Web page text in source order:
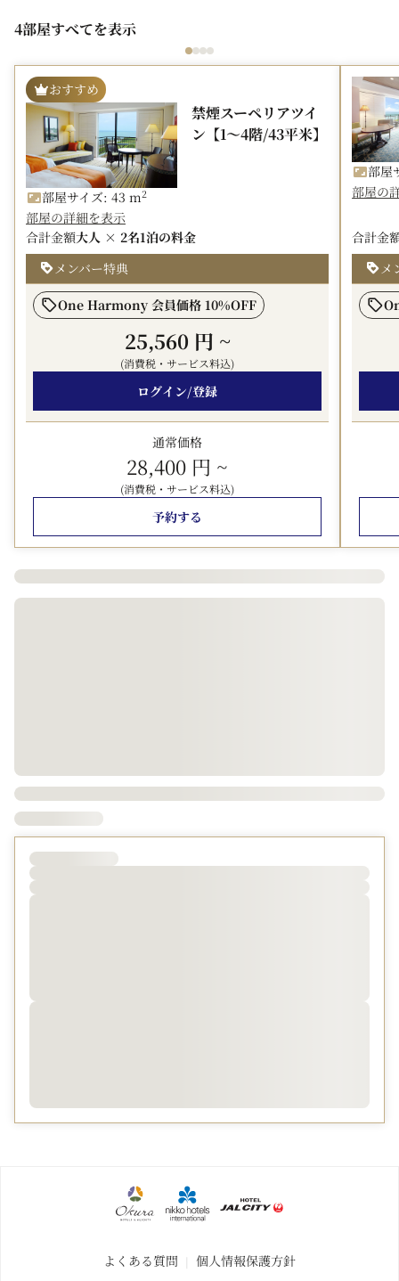
・特典は対象メニューにのみご利用いただけます。払戻し
も販売しております。
からご予約いただけます。
■宿泊特典■
◆ビーチ砂浜席のパラソル＆デッキチェアご滞在中無料
◆エステ割引（ご滞在中1回/対象メニュー限定）
【公式サイト限定特典】
◆駐車場無料（通常1滞在につき1,000円）
◆マリンフィールド割引券：屋内プールや自社主催のマリ
ンスポーツなどの対象メニューがご滞在中何度も20％割
引
【公式サイト連泊特典】
◆館内利用券500円券をご滞在中ひとり1枚：大人料金で
宿泊の方にご滞在中1枚
※同じプランで連泊の場合に適用となります。
◎ブラッスリー ベルデマール：沖縄食材も豊富に使用し
◎カジュアルブッフェ ハナハナ：洋食・和食・沖縄料理が
楽しめるバイキング
※「幼児（食事・ベッドなし）」でご予約の4歳以上の方
のご朝食は500円をいただきます。レストランにてご精算
ください。
※レストラン及び一部の館内施設の営業時間等を変更させ
JAL旅行券でのお支払いも承ります。
・航空会社各社マイレージプログラムのホテルマイル積算
対象外です。
・本ページよりご予約の場合One Harmony宿泊ポイント
がたまります。
・特典は対象メニューにのみご利用いただけます。払戻し
4部屋すべてを表示
おすすめ
禁煙スーペリアツイ
ン【1～4階/43平米】
部屋サイズ: 43 m2
部屋の詳細を表示
合計金額大人 × 2名1泊の料金
メンバー特典
One Harmony 会員価格 10%OFF
25,560 円 ~
(消費税・サービス料込)
ログイン/登録
通常価格
28,400 円 ~
(消費税・サービス料込)
予約する
部屋
部屋の
合計金
メ
よくある質問 個人情報保護方針